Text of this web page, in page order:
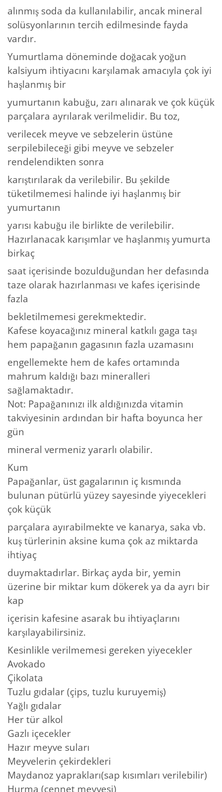
alınmış soda da kullanılabilir, ancak mineral
solüsyonlarının tercih edilmesinde fayda
vardır.
Yumurtlama döneminde doğacak yoğun
kalsiyum ihtiyacını karşılamak amacıyla çok iyi
haşlanmış bir
yumurtanın kabuğu, zarı alınarak ve çok küçük
parçalara ayrılarak verilmelidir. Bu toz,
verilecek meyve ve sebzelerin üstüne
serpilebileceği gibi meyve ve sebzeler
rendelendikten sonra
karıştırılarak da verilebilir. Bu şekilde
tüketilmemesi halinde iyi haşlanmış bir
yumurtanın
yarısı kabuğu ile birlikte de verilebilir.
Hazırlanacak karışımlar ve haşlanmış yumurta
birkaç
saat içerisinde bozulduğundan her defasında
taze olarak hazırlanması ve kafes içerisinde
fazla
bekletilmemesi gerekmektedir.
Kafese koyacağınız mineral katkılı gaga taşı
hem papağanın gagasının fazla uzamasını
engellemekte hem de kafes ortamında
mahrum kaldığı bazı mineralleri
sağlamaktadır.
Not: Papağanınızı ilk aldığınızda vitamin
takviyesinin ardından bir hafta boyunca her
gün
mineral vermeniz yararlı olabilir.
Kum
Papağanlar, üst gagalarının iç kısmında
bulunan pütürlü yüzey sayesinde yiyecekleri
çok küçük
parçalara ayırabilmekte ve kanarya, saka vb.
kuş türlerinin aksine kuma çok az miktarda
ihtiyaç
duymaktadırlar. Birkaç ayda bir, yemin
üzerine bir miktar kum dökerek ya da ayrı bir
kap
içerisin kafesine asarak bu ihtiyaçlarını
karşılayabilirsiniz.
Kesinlikle verilmemesi gereken yiyecekler
Avokado
Çikolata
Tuzlu gıdalar (çips, tuzlu kuruyemiş)
Yağlı gıdalar
Her tür alkol
Gazlı içecekler
Hazır meyve suları
Meyvelerin çekirdekleri
Maydanoz yaprakları(sap kısımları verilebilir)
Hurma (cennet meyvesi)